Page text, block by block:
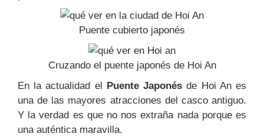
Puente cubierto japonés
Cruzando el puente japonés de Hoi An
En la actualidad el
Puente Japonés de Hoi An es
una de las mayores atracciones del casco antiguo.
Y la verdad es que no nos extraña nada porque es
una auténtica maravilla.